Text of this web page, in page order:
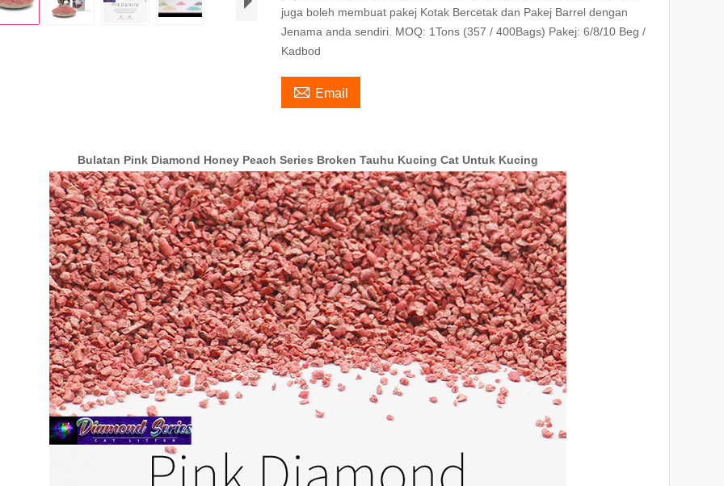
juga boleh membuat pakej Kotak Bercetak dan Pakej Barrel dengan
Jenama anda sendiri. MOQ: 1Tons (357 / 400Bags) Pakej: 6/8/10 Beg /
Kadbod
 Email
Bulatan Pink Diamond Honey Peach Series Broken Tauhu Kucing Cat Untuk Kucing